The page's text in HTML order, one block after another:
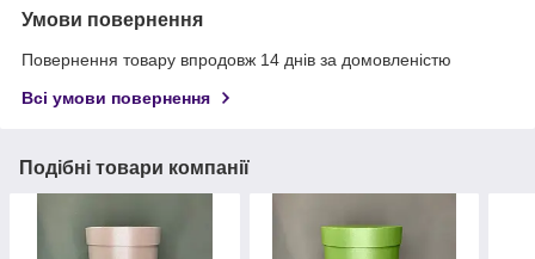
Умови повернення
Повернення товару впродовж 14 днів за домовленістю
Всі умови повернення
Подібні товари компанії